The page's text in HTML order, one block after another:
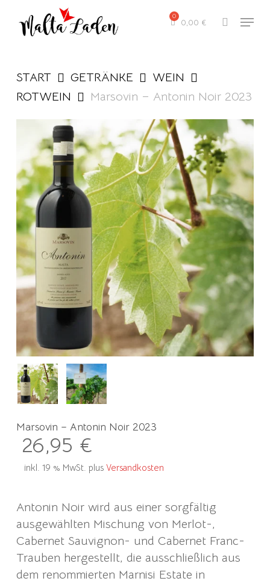
0,00 € search
Menu
START GETRÄNKE
WEIN
ROTWEIN
Marsovin – Antonin Noir 2023
Marsovin – Antonin Noir 2023
26,95 €
inkl. 19 % MwSt. plus Versandkosten
Antonin Noir wird aus einer sorgfältig
ausgewählten Mischung von Merlot-,
Cabernet Sauvignon- und Cabernet Franc-
Trauben hergestellt, die ausschließlich aus
dem renommierten Marnisi Estate in